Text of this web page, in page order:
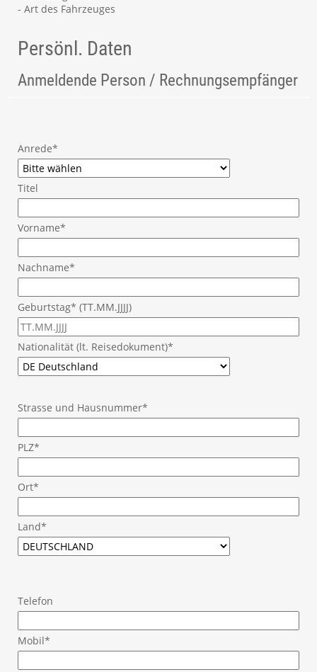
- Art des Fahrzeuges
Persönl. Daten
Anmeldende Person / Rechnungsempfänger
Anrede*
Titel
Vorname*
Nachname*
Geburtstag* (TT.MM.JJJJ)
Nationalität (lt. Reisedokument)*
Strasse und Hausnummer*
PLZ*
Ort*
Land*
Telefon
Mobil*